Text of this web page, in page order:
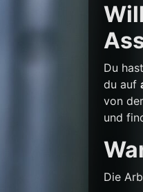
Du
du auf
von
und
Die